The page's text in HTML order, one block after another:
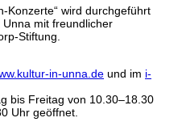
Konzerte“ wird durchgeführt
mit freundlicher
Stiftung.
in-unna.de und im i-
bis Freitag von 10.30–18.30
Uhr geöffnet.